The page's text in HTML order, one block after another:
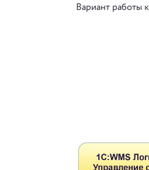
Вариант работы